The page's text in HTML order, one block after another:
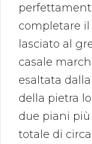
completare
lasciato al
casale
esaltata
della pietra
due piani
totale di